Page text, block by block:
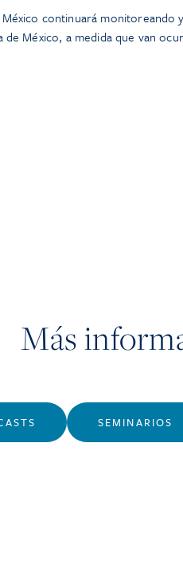
continuará monitoreando
México, a medida que van
Más
SEMINARIOS